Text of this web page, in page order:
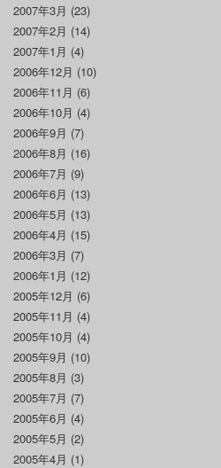
2007年3月 (23)
2007年2月 (14)
2007年1月 (4)
2006年12月 (10)
2006年11月 (6)
2006年10月 (4)
2006年9月 (7)
2006年8月 (16)
2006年7月 (9)
2006年6月 (13)
2006年5月 (13)
2006年4月 (15)
2006年3月 (7)
2006年1月 (12)
2005年12月 (6)
2005年11月 (4)
2005年10月 (4)
2005年9月 (10)
2005年8月 (3)
2005年7月 (7)
2005年6月 (4)
2005年5月 (2)
2005年4月 (1)